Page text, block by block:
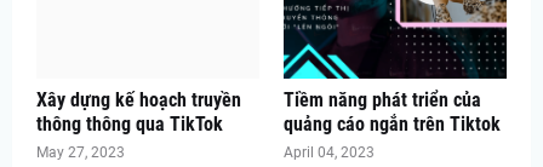
Xây dựng kế hoạch truyền
thông thông qua TikTok
May 27, 2023
Tiềm năng phát triển của
quảng cáo ngắn trên Tiktok
April 04, 2023